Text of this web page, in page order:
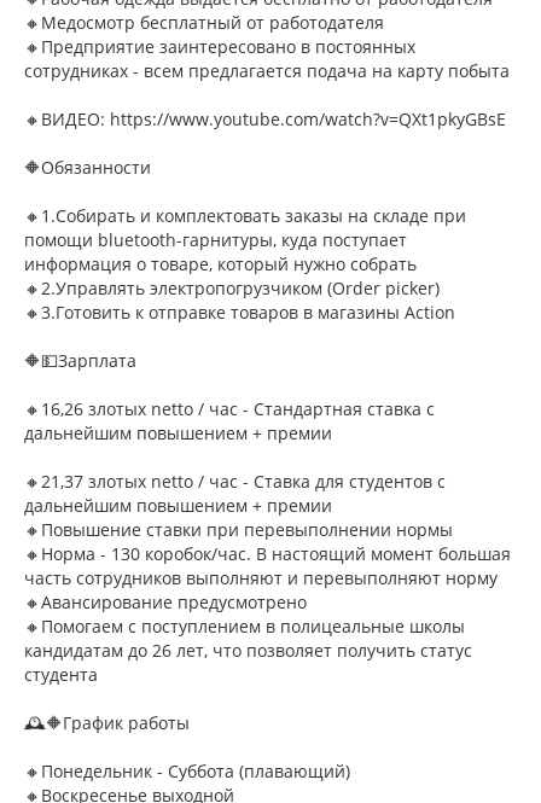
🔸Медосмотр бесплатный от работодателя
🔸Предприятие заинтересовано в постоянных
сотрудниках - всем предлагается подача на карту побыта
🔸ВИДЕО: https://www.youtube.com/watch?v=QXt1pkyGBsE
🔶Обязанности
🔸1.Собирать и комплектовать заказы на складе при
помощи bluetooth-гарнитуры, куда поступает
информация о товаре, который нужно собрать
🔸2.Управлять электропогрузчиком (Order picker)
🔸3.Готовить к отправке товаров в магазины Action
🔶💵Зарплата
🔸16,26 злотых netto / час - Стандартная ставка с
дальнейшим повышением + премии
🔸21,37 злотых netto / час - Ставка для студентов с
дальнейшим повышением + премии
🔸Повышение ставки при перевыполнении нормы
🔸Норма - 130 коробок/час. В настоящий момент большая
часть сотрудников выполняют и перевыполняют норму
🔸Авансирование предусмотрено
🔸Помогаем с поступлением в полицеальные школы
кандидатам до 26 лет, что позволяет получить статус
студента
🕰🔶График работы
🔸Понедельник - Суббота (плавающий)
🔸Воскресенье выходной